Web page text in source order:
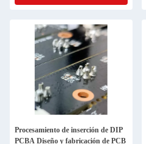
Procesamiento de inserción de DIP
PCBA Diseño y fabricación de PCB